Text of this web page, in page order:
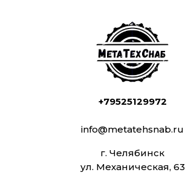
+79525129972
info@metatehsnab.ru
г. Челябинск
ул. Механическая, 63